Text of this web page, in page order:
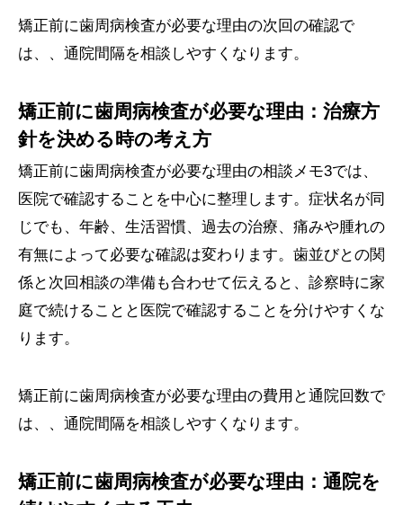
矯正前に歯周病検査が必要な理由の次回の確認で
は、、通院間隔を相談しやすくなります。
矯正前に歯周病検査が必要な理由：治療方
針を決める時の考え方
矯正前に歯周病検査が必要な理由の相談メモ3では、
医院で確認することを中心に整理します。症状名が同
じでも、年齢、生活習慣、過去の治療、痛みや腫れの
有無によって必要な確認は変わります。歯並びとの関
係と次回相談の準備も合わせて伝えると、診察時に家
庭で続けることと医院で確認することを分けやすくな
ります。
矯正前に歯周病検査が必要な理由の費用と通院回数で
は、、通院間隔を相談しやすくなります。
矯正前に歯周病検査が必要な理由：通院を